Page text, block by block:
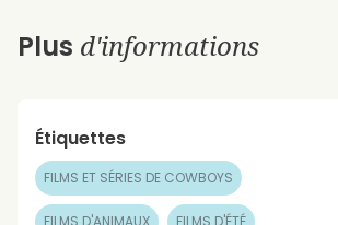
Plus d'informations
Étiquettes
FILMS ET SÉRIES DE COWBOYS
FILMS D'ANIMAUX FILMS D'ÉTÉ